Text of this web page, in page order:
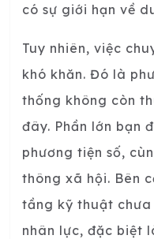
có sự giới hạn về
Tuy nhiên, việc
khó khăn. Đó là
thống không còn
đây. Phần lớn bạn
phương tiện số,
thông xã hội. Bên
tầng kỹ thuật
nhân lực, đặc biệt